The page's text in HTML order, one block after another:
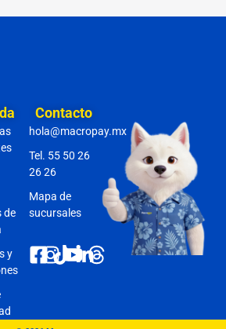
de
y
Contacto
hola@macropay.mx
Tel. 55 50 26
26 26
Mapa de
sucursales